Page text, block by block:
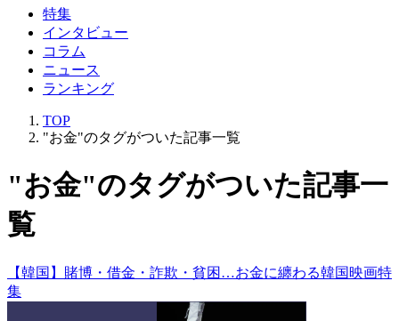
特集
インタビュー
コラム
ニュース
ランキング
TOP
"お金"のタグがついた記事一覧
"お金"のタグがついた記事一
覧
【韓国】賭博・借金・詐欺・貧困…お金に纏わる韓国映画特
集